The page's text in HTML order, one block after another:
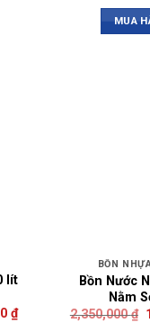
MUA
lít
₫
BỒN
Bồn Nước
Nằm
2,350,000₫